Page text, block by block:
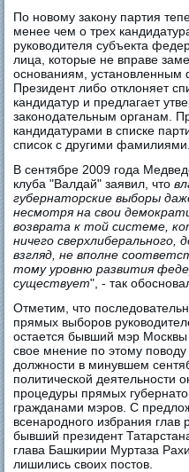
По новому закону партия
менее чем о трех
руководителя субъекта
лица, которые не вправе
основаниям, установленным
Президент либо отклоняет
кандидатур и предлагает
законодательным органам.
кандидатурами в списке
список с другими фамилиями.
В сентябре 2009 года
клуба "Валдай" заявил, что
губернаторские выборы
несмотря на свои
возврата к той системе,
ничего сверхлиберального,
взгляд, не вполне
тому уровню развития
существует", - так
Отметим, что
прямых выборов
остается бывший мэр
свое мнение по этому
должности в минувшем
политической деятельности
процедуры прямых
гражданами мэров. С
всенародного избрания глав
бывший президент
глава Башкирии Муртаза
лишились своих постов.